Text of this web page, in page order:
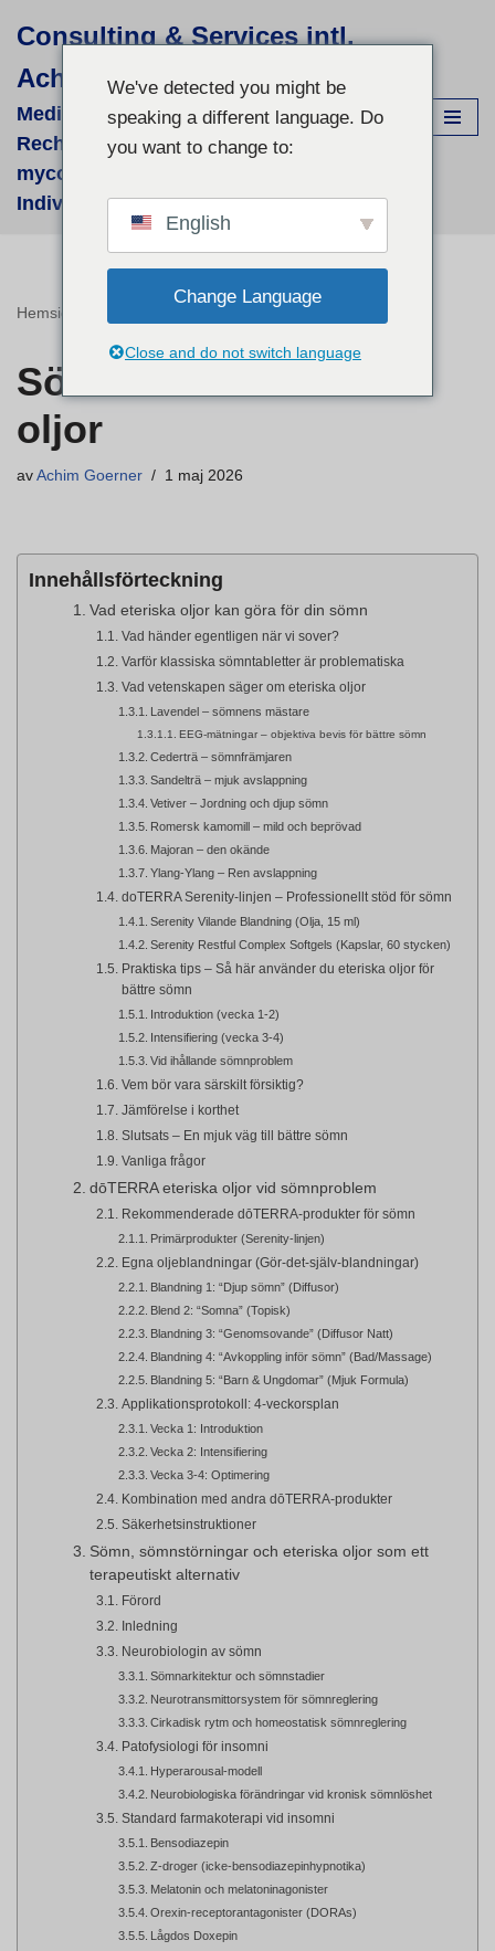
till
innehåll
Consulting & Services intl.
Achim Görner
Medizinisch-wissenschaftliche
Recherchen für supportive phyto- &
mycologische Therapien - fallbezogene
Individual-Recherchen und Beratung
Hemsida Sömn – och eteriska oljor
Sömn – och eteriska
oljor
av Achim Goerner 1 maj 2026
Innehållsförteckning
Vad eteriska oljor kan göra för din sömn
Vad händer egentligen när vi sover?
Varför klassiska sömntabletter är problematiska
Vad vetenskapen säger om eteriska oljor
Lavendel – sömnens mästare
EEG-mätningar – objektiva bevis för bättre sömn
Cederträ – sömnfrämjaren
Sandelträ – mjuk avslappning
Vetiver – Jordning och djup sömn
Romersk kamomill – mild och beprövad
Majoran – den okände
Ylang-Ylang – Ren avslappning
doTERRA Serenity-linjen – Professionellt stöd för sömn
Serenity Vilande Blandning (Olja, 15 ml)
Serenity Restful Complex Softgels (Kapslar, 60 stycken)
Praktiska tips – Så här använder du eteriska oljor för
bättre sömn
Introduktion (vecka 1-2)
Intensifiering (vecka 3-4)
Vid ihållande sömnproblem
Vem bör vara särskilt försiktig?
Jämförelse i korthet
Slutsats – En mjuk väg till bättre sömn
Vanliga frågor
dōTERRA eteriska oljor vid sömnproblem
Rekommenderade dōTERRA-produkter för sömn
Primärprodukter (Serenity-linjen)
Egna oljeblandningar (Gör-det-själv-blandningar)
Blandning 1: “Djup sömn” (Diffusor)
Blend 2: “Somna” (Topisk)
Blandning 3: “Genomsovande” (Diffusor Natt)
Blandning 4: “Avkoppling inför sömn” (Bad/Massage)
Blandning 5: “Barn & Ungdomar” (Mjuk Formula)
Applikationsprotokoll: 4-veckorsplan
Vecka 1: Introduktion
Vecka 2: Intensifiering
Vecka 3-4: Optimering
Kombination med andra dōTERRA-produkter
Säkerhetsinstruktioner
Sömn, sömnstörningar och eteriska oljor som ett
terapeutiskt alternativ
Förord
Inledning
Neurobiologin av sömn
Sömnarkitektur och sömnstadier
Neurotransmittorsystem för sömnreglering
Cirkadisk rytm och homeostatisk sömnreglering
Patofysiologi för insomni
Hyperarousal-modell
Neurobiologiska förändringar vid kronisk sömnlöshet
Standard farmakoterapi vid insomni
Bensodiazepin
Z-droger (icke-bensodiazepinhypnotika)
Melatonin och melatoninagonister
Orexin-receptorantagonister (DORAs)
Lågdos Doxepin
We've detected you might be
speaking a different language. Do
you want to change to:
English
Change Language
Close and do not switch language